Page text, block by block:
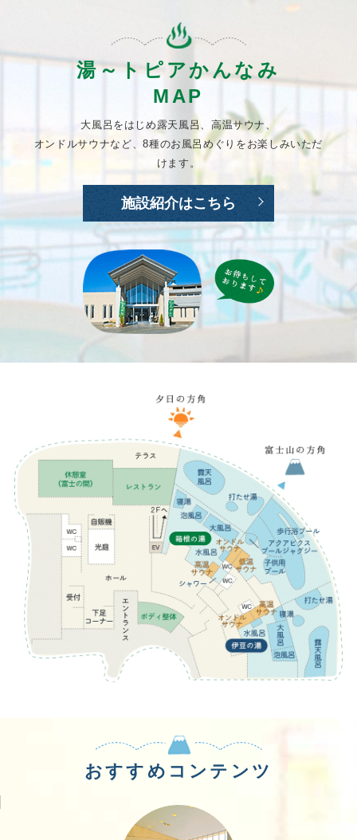
湯～トピアかんなみ
MAP
大風呂をはじめ露天風呂、高温サウナ、
オンドルサウナなど、8種のお風呂めぐりをお楽しみいただ
けます。
施設紹介はこちら
おすすめコンテンツ